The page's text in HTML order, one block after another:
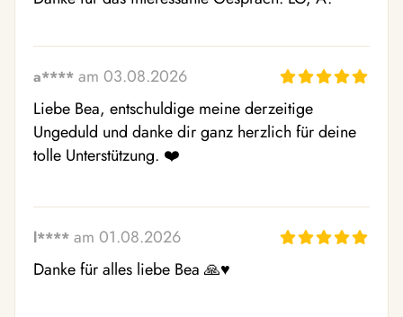
a**** am 03.08.2026
Liebe Bea, entschuldige meine derzeitige
Ungeduld und danke dir ganz herzlich für deine
tolle Unterstützung. ❤️
l**** am 01.08.2026
Danke für alles liebe Bea 🙏♥️